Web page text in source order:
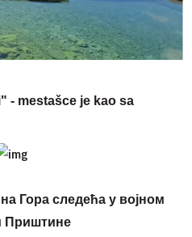
- mestašce je kao sa
Гора следећа у војном
Приштине